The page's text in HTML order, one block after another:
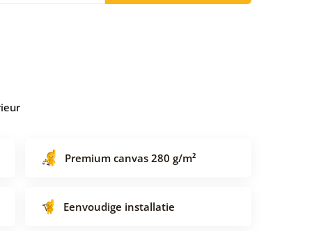
Premium canvas 280 g/m²
Eenvoudige installatie